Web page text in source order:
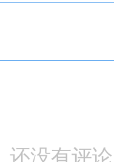
还没有评